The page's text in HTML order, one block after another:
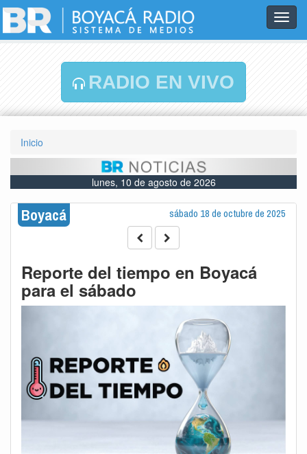
RADIO EN VIVO
Inicio
lunes, 10 de agosto de 2026
Boyacá sábado 18 de octubre de 2025
Reporte del tiempo en Boyacá
para el sábado